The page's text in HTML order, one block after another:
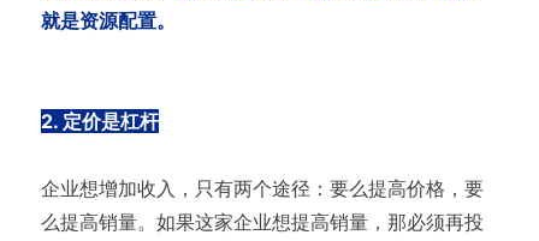
就是资源配置。
2. 定价是杠杆
企业想增加收入，只有两个途径：要么提高价格，要
么提高销量。如果这家企业想提高销量，那必须再投